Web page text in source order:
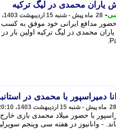
یاران محمدی در لیگ ترکیه
- 28 ماه پیش - شنبه 15 اردیبهشت 1403، 20:45
حضور مدافع ایرانی خود موفق به کسب
محمدی در لیگ ترکیه اولین بار
دمیراسپور با محمدی در
28 ماه پیش - شنبه 15 اردیبهشت 1403، 20:10
با حضور میلاد محمدی بازی
- وانانیوز در هفته سی وپنجم